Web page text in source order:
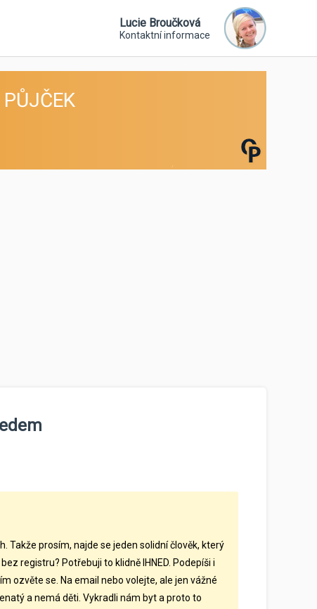
Lucie Broučková
Kontaktní informace
Takže prosím, najde se jeden solidní člověk, který
registru? Potřebuji to klidně IHNED. Podepíši i
ozvěte se. Na email nebo volejte, ale jen vážné
a nemá děti. Vykradli nám byt a proto to